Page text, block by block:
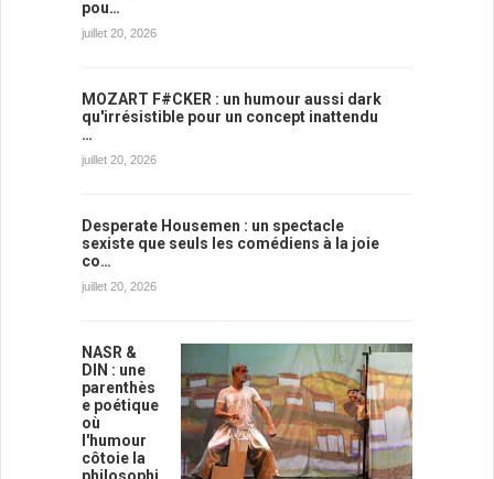
pou…
juillet 20, 2026
MOZART F#CKER : un humour aussi dark
qu'irrésistible pour un concept inattendu
…
juillet 20, 2026
Desperate Housemen : un spectacle
sexiste que seuls les comédiens à la joie
co…
juillet 20, 2026
NASR &
DIN : une
parenthès
e poétique
où
l'humour
côtoie la
philosophi